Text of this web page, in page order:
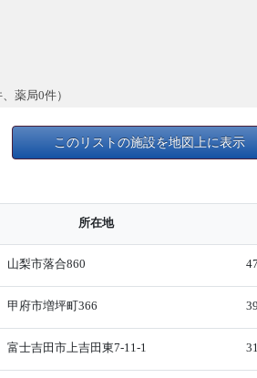
薬局0件）
このリストの施設を地図上に表示
所在地
山梨市落合860
甲府市増坪町366
富士吉田市上吉田東7-11-1